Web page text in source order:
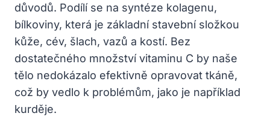
důvodů. Podílí se na syntéze kolagenu,
bílkoviny, která je základní stavební složkou
kůže, cév, šlach, vazů a kostí. Bez
dostatečného množství vitaminu C by naše
tělo nedokázalo efektivně opravovat tkáně,
což by vedlo k problémům, jako je například
kurděje.